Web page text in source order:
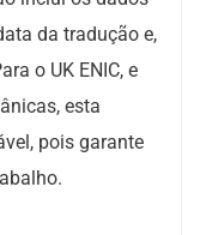
da tradução e,
o UK ENIC, e
esta
pois garante